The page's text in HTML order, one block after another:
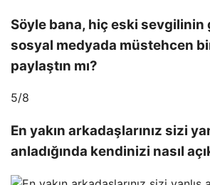
Söyle bana, hiç eski sevgilinin
sosyal medyada müstehcen
paylaştın mı?
5/8
En yakın arkadaşlarınız sizi
anladığında kendinizi nasıl